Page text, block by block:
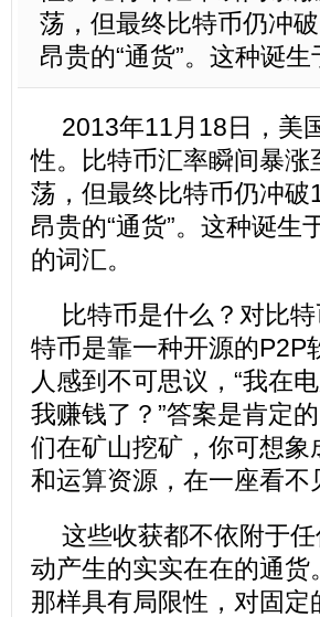
荡，但最终比特币仍冲
昂贵的“通货”。这种诞
2013年11月18日，美
性。比特币汇率瞬间暴
荡，但最终比特币仍冲
昂贵的“通货”。这种诞
的词汇。
比特币是什么？对比
特币是靠一种开源的P2P
人感到不可思议，“我在
我赚钱了？”答案是肯定
们在矿山挖矿，你可想
和运算资源，在一座看不
这些收获都不依附于
动产生的实实在在的通
那样具有局限性，对固